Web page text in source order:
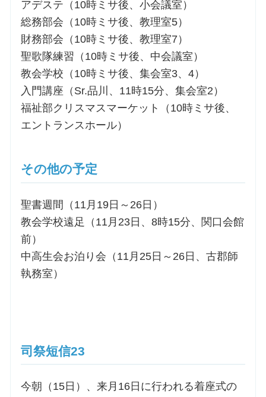
アデステ（10時ミサ後、小会議室）
総務部会（10時ミサ後、教理室5）
財務部会（10時ミサ後、教理室7）
聖歌隊練習（10時ミサ後、中会議室）
教会学校（10時ミサ後、集会室3、4）
入門講座（Sr.品川、11時15分、集会室2）
福祉部クリスマスマーケット（10時ミサ後、
エントランスホール）
その他の予定
聖書週間（11月19日～26日）
教会学校遠足（11月23日、8時15分、関口会館
前）
中高生会お泊り会（11月25日～26日、古郡師
執務室）
司祭短信23
今朝（15日）、来月16日に行われる着座式の